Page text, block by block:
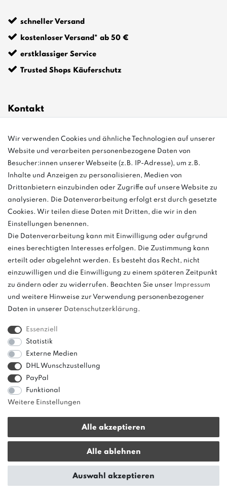
schneller Versand
kostenloser Versand* ab 50 €
erstklassiger Service
Trusted Shops Käuferschutz
Kontakt
info@bonvenon.de
03763 4048350
Montag - Freitag, 08:00 - 16:00
Anrufe aus dem dt. Festnetz zum Ortstarif, Preise aus dem Mobilfunknetz
ggf. abweichend (abhängig vom Provider).
und
weitere.
Wir verwenden Cookies und ähnliche Technologien auf unserer
Website und verarbeiten personenbezogene Daten von
Besucher:innen unserer Webseite (z.B. IP-Adresse), um z.B.
Inhalte und Anzeigen zu personalisieren, Medien von
Drittanbietern einzubinden oder Zugriffe auf unsere Website zu
analysieren. Die Datenverarbeitung erfolgt erst durch gesetzte
Cookies. Wir teilen diese Daten mit Dritten, die wir in den
Einstellungen benennen.
Die Datenverarbeitung kann mit Einwilligung oder aufgrund
eines berechtigten Interesses erfolgen. Die Zustimmung kann
erteilt oder abgelehnt werden. Es besteht das Recht, nicht
einzuwilligen und die Einwilligung zu einem späteren Zeitpunkt
zu ändern oder zu widerrufen. Beachten Sie unser
Impressum
und weitere Hinweise zur Verwendung personenbezogener
Daten in unserer Daten­schutz­erklärung.
Essenziell
Statistik
Externe Medien
DHL Wunschzustellung
PayPal
Funktional
Weitere Einstellungen
Alle akzeptieren
Alle ablehnen
Auswahl akzeptieren
Sinne einer Preisermäßigung, sondern lediglich
einen Preisvergleich zur unverbindlichen
Preisempfehlung seitens des Herstellers dar.
* Alle Preise verstehen sich inkl. gesetzl. MwSt. zzgl.
© copyright 2013-2026 bonvenon / Alle Rechte vorbehalten / Realisation
colornativ /